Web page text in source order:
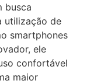
busca
utilização de
smartphones
ele
confortável
maior